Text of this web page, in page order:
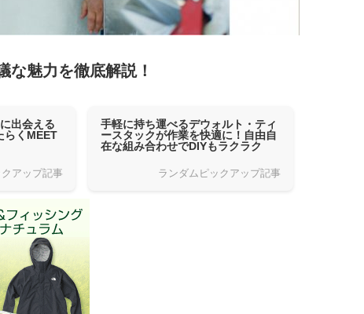
な魅力を徹底解説！
出会える
らくMEET
アップ記事
手軽に持ち運べるデウォルト・ティ
ースタックが作業を快適に！自由自
在な組み合わせでDIYもラクラク
ランダムピックアップ記事